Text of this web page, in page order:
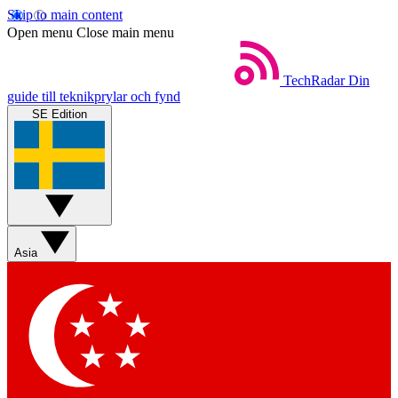
Skip to main content
Open menu Close main menu
TechRadar Din
guide till teknikprylar och fynd
SE Edition
Asia